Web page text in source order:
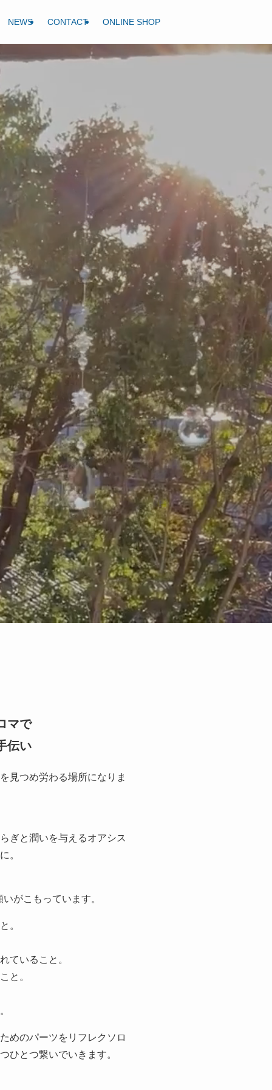
NEWS CONTACT ONLINE SHOP
マで
伝い
見つめ労わる場所になりま
ぎと潤いを与えるオアシス
。
がこもっています。
。
ていること。
と。
めのパーツをリフレクソロ
ひとつ繋いでいきます。